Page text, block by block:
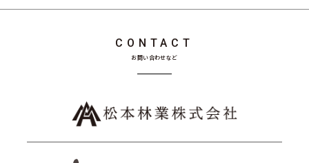
CONTACT
お問い合わせなど